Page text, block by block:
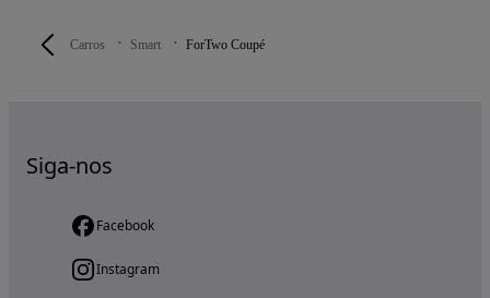
Carros Smart ForTwo Coupé
Siga-nos
Facebook
Instagram